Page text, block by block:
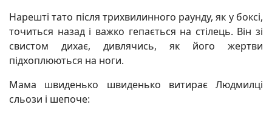
Нарешті тато після трихвилинного раунду, як у боксі,
точиться назад і важко гепається на стілець. Він зі
свистом дихає, дивлячись, як його жертви
підхоплюються на ноги.
Мама швиденько швиденько витирає Людмилці
сльози і шепоче: